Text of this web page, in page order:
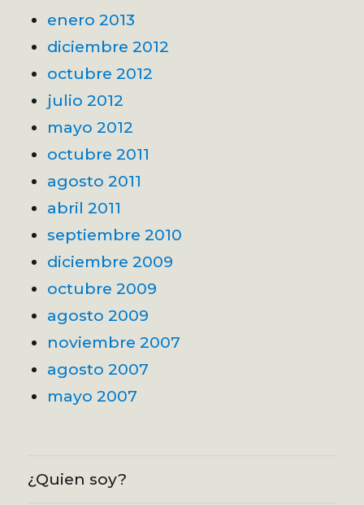
enero 2013
diciembre 2012
octubre 2012
julio 2012
mayo 2012
octubre 2011
agosto 2011
abril 2011
septiembre 2010
diciembre 2009
octubre 2009
agosto 2009
noviembre 2007
agosto 2007
mayo 2007
¿Quien soy?